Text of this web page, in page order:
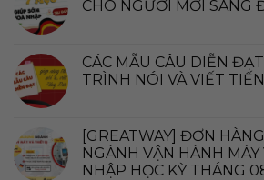
CHO NGƯỜI MỚI SANG
CÁC MẪU CÂU DIỄN
TRÌNH NÓI VÀ VIẾT
[GREATWAY] ĐƠN
NGÀNH VẬN HÀNH MÁY
NHẬP HỌC KỲ THÁNG